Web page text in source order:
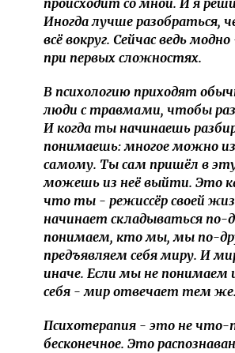
происходит со мной. И я
Иногда лучше разобраться,
всё вокруг. Сейчас ведь
при первых сложностях.
В психологию приходят
люди с травмами, чтобы
И когда ты начинаешь
понимаешь: многое можно
самому. Ты сам пришёл в
можешь из неё выйти. Это
что ты - режиссёр своей
начинает складываться по-
понимаем, кто мы, мы по-
предъявляем себя миру. И
иначе. Если мы не понимаем
себя - мир отвечает тем же.
Психотерапия - это не что-
бесконечное. Это